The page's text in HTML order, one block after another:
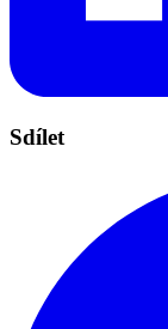
Sdílet